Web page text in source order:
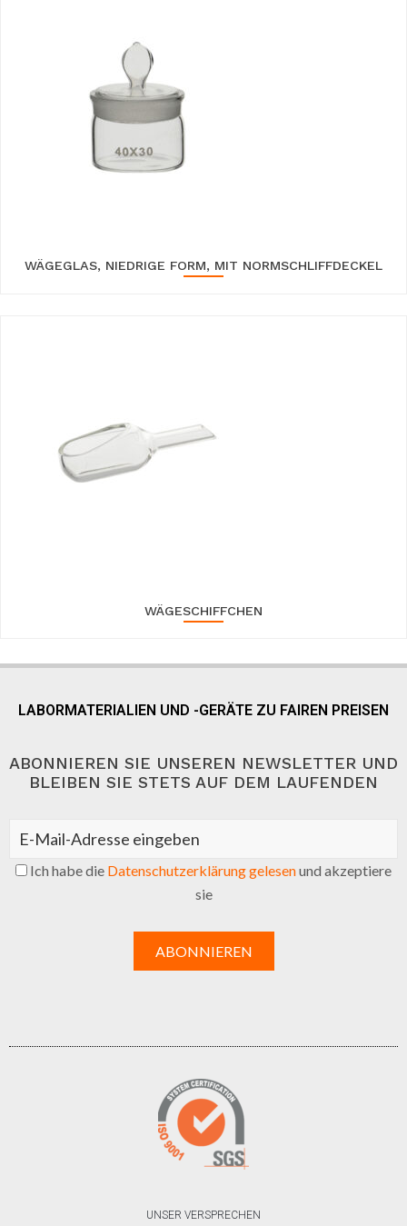
WÄGEGLAS, NIEDRIGE FORM, MIT NORMSCHLIFFDECKEL
WÄGESCHIFFCHEN
LABORMATERIALIEN UND -GERÄTE ZU FAIREN PREISEN
ABONNIEREN SIE UNSEREN NEWSLETTER UND
BLEIBEN SIE STETS AUF DEM LAUFENDEN
Ich habe die Datenschutzerklärung gelesenund akzeptiere
sie
UNSER VERSPRECHEN